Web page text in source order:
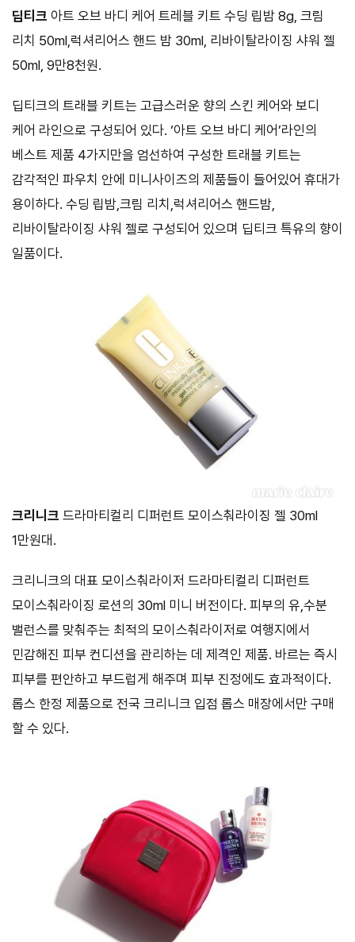
딥티크 아트 오브 바디 케어 트레블 키트 수딩 립밤 8g, 크림
리치 50ml,럭셔리어스 핸드 밤 30ml, 리바이탈라이징 샤워 젤
50ml, 9만8천원.
딥티크의 트래블 키트는 고급스러운 향의 스킨 케어와 보디
케어 라인으로 구성되어 있다. ‘아트 오브 바디 케어’라인의
베스트 제품 4가지만을 엄선하여 구성한 트래블 키트는
감각적인 파우치 안에 미니사이즈의 제품들이 들어있어 휴대가
용이하다. 수딩 립밤,크림 리치,럭셔리어스 핸드밤,
리바이탈라이징 샤워 젤로 구성되어 있으며 딥티크 특유의 향이
일품이다.
크리니크 드라마티컬리 디퍼런트 모이스춰라이징 젤 30ml
1만원대.
크리니크의 대표 모이스춰라이저 드라마티컬리 디퍼런트
모이스춰라이징 로션의 30ml 미니 버전이다. 피부의 유,수분
밸런스를 맞춰주는 최적의 모이스춰라이저로 여행지에서
민감해진 피부 컨디션을 관리하는 데 제격인 제품. 바르는 즉시
피부를 편안하고 부드럽게 해주며 피부 진정에도 효과적이다.
롭스 한정 제품으로 전국 크리니크 입점 롭스 매장에서만 구매
할 수 있다.